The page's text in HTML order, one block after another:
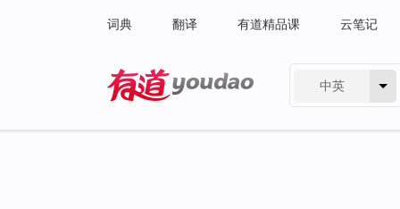
词典 翻译 有道精品课 云笔记
中英